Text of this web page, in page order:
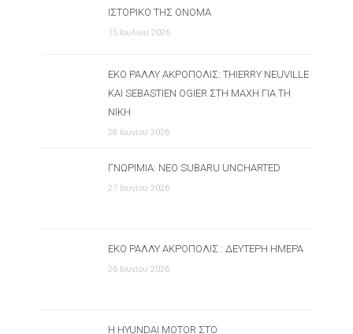
ΙΣΤΟΡΙΚΌ ΤΗΣ ΌΝΟΜΑ
15 Ιουλίου 2026
ΕΚΟ ΡΆΛΛΥ ΑΚΡΌΠΟΛΙΣ: THIERRY NEUVILLE
ΚΑΙ SEBASTIEN OGIER ΣΤΗ ΜΆΧΗ ΓΙΑ ΤΗ
ΝΊΚΗ
28 Ιουνίου 2026
ΓΝΩΡΙΜΊΑ: ΝΈΟ SUBARU UNCHARTED
27 Ιουνίου 2026
ΕΚΟ ΡΆΛΛΥ ΑΚΡΌΠΟΛΙΣ : ΔΕΎΤΕΡΗ ΗΜΈΡΑ
26 Ιουνίου 2026
Η HYUNDAI MOTOR ΣΤΟ